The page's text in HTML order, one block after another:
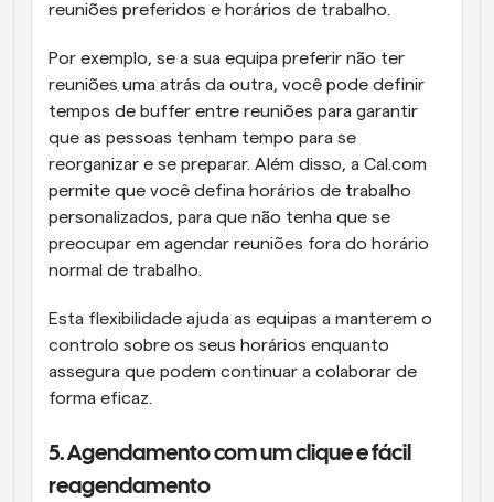
reuniões preferidos e horários de trabalho.
Por exemplo, se a sua equipa preferir não ter
reuniões uma atrás da outra, você pode definir
tempos de buffer entre reuniões para garantir
que as pessoas tenham tempo para se
reorganizar e se preparar. Além disso, a Cal.com
permite que você defina horários de trabalho
personalizados, para que não tenha que se
preocupar em agendar reuniões fora do horário
normal de trabalho.
Esta flexibilidade ajuda as equipas a manterem o
controlo sobre os seus horários enquanto
assegura que podem continuar a colaborar de
forma eficaz.
5. Agendamento com um clique e fácil
reagendamento